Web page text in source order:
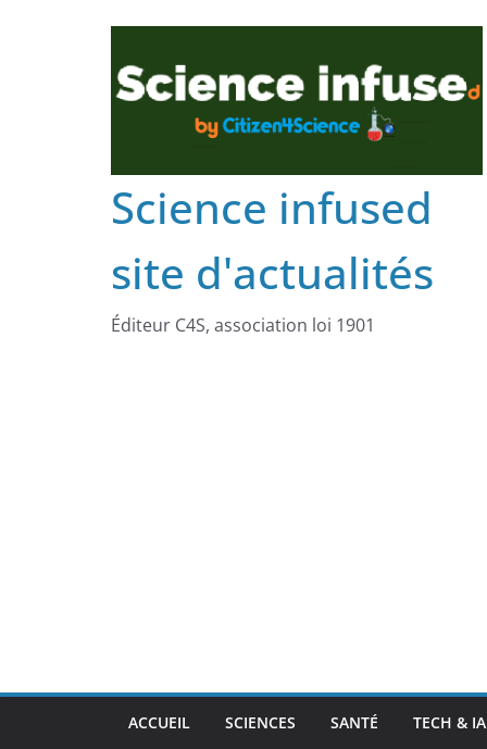
Science infused
site d'actualités
Éditeur C4S, association loi 1901
ACCUEIL SCIENCES SANTÉ TECH & IA